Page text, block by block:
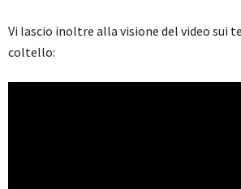
Vi lascio inoltre alla visione del video sui
coltello: